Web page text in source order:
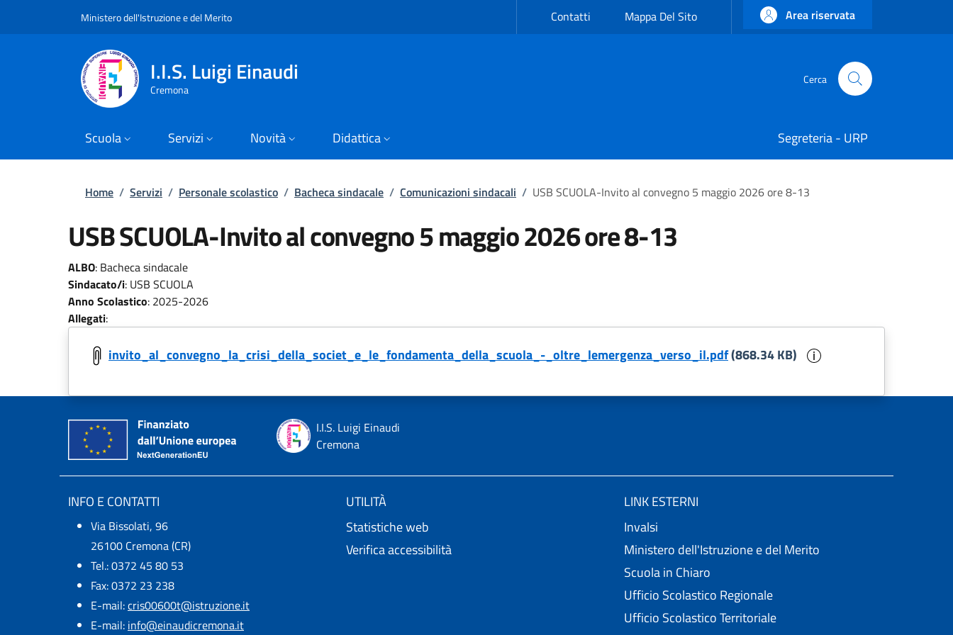
Ministero dell'Istruzione e del MeritoSlim top Contatti Mappa Del Sito Area riservata
I.I.S. Luigi Einaudi
Cremona
Cerca
Cerca
Scuola Servizi Novità Didattica Segreteria - URP
Briciole di pane
Home / Servizi / Personale scolastico / Bacheca sindacale / Comunicazioni sindacali / USB SCUOLA-Invito al convegno 5 maggio 2026 ore 8-13
USB SCUOLA-Invito al convegno 5 maggio 2026 ore 8-13
ALBO: Bacheca sindacale
Sindacato/i: USB SCUOLA
Anno Scolastico: 2025-2026
Allegati:
invito_al_convegno_la_crisi_della_societ_e_le_fondamenta_della_scuola_-_oltre_lemergenza_verso_il.pdf(868.34 KB)
I.I.S. Luigi Einaudi
Cremona
INFO E CONTATTI
Via Bissolati, 96
26100 Cremona (CR)
Tel.: 0372 45 80 53
Fax: 0372 23 238
E-mail:cris00600t@istruzione.it
E-mail:​ info@einaudicremona.it
UTILITÀ
Statistiche web
Verifica accessibilità
LINK ESTERNI
Invalsi
Ministero dell'Istruzione e del Merito
Scuola in Chiaro
Ufficio Scolastico Regionale
Ufficio Scolastico Territoriale